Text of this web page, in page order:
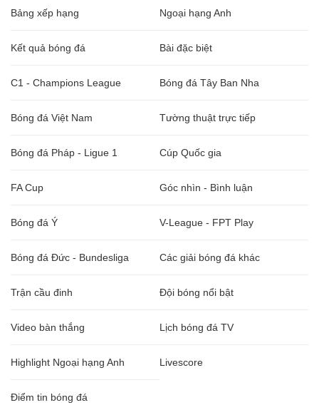
Bảng xếp hạng Ngoại hạng Anh
Kết quả bóng đá Bài đặc biệt
C1 - Champions League Bóng đá Tây Ban Nha
Bóng đá Việt Nam Tường thuật trực tiếp
Bóng đá Pháp - Ligue 1 Cúp Quốc gia
FA Cup Góc nhìn - Bình luận
Bóng đá Ý V-League - FPT Play
Bóng đá Đức - Bundesliga Các giải bóng đá khác
Trận cầu đinh Đội bóng nổi bật
Video bàn thắng Lịch bóng đá TV
Highlight Ngoại hạng Anh Livescore
Điểm tin bóng đá